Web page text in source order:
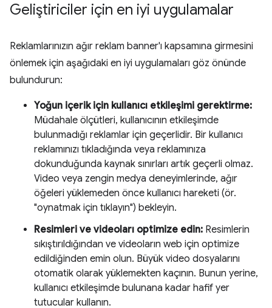
Geliştiriciler için en iyi uygulamalar
Reklamlarınızın ağır reklam banner'ı kapsamına girmesini
önlemek için aşağıdaki en iyi uygulamaları göz önünde
bulundurun:
Yoğun içerik için kullanıcı etkileşimi gerektirme:
Müdahale ölçütleri, kullanıcının etkileşimde
bulunmadığı reklamlar için geçerlidir. Bir kullanıcı
reklamınızı tıkladığında veya reklamınıza
dokunduğunda kaynak sınırları artık geçerli olmaz.
Video veya zengin medya deneyimlerinde, ağır
öğeleri yüklemeden önce kullanıcı hareketi (ör.
"oynatmak için tıklayın") bekleyin.
Resimleri ve videoları optimize edin: Resimlerin
sıkıştırıldığından ve videoların web için optimize
edildiğinden emin olun. Büyük video dosyalarını
otomatik olarak yüklemekten kaçının. Bunun yerine,
kullanıcı etkileşimde bulunana kadar hafif yer
tutucular kullanın.